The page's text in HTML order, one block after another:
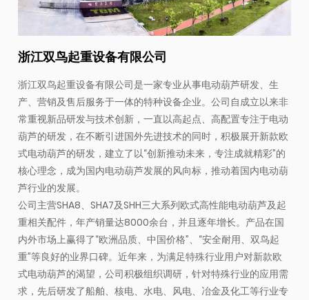
浙江双鸟起重设备有限公司
浙江双鸟起重设备有限公司是一家专业从事电动葫芦研发、生
产、营销及售后服务于一体的特种设备企业。公司自成立以来非
常重视新品研发与技术创新，一直以高起点、高配置专注于电动
葫芦的研发，在不断引进国外先进技术的同时，积极展开新款欧
式电动葫芦的研发，建立了以“创新推动未来，专注成就精彩”的
核心理念，成为国内电动葫芦发展的风向标，推动着国内电动葫
芦行业的发展。
公司主营SHA8、SHA7及SHH三大系列欧式高性能电动葫芦及起
重相关配件，年产销量达8000余台，并且逐年增长。产品在国
内外市场上赢得了“欧洲品质、中国价格”、“安全耐用、双鸟起
重”等良好的业界口碑。近年来，为满足特殊行业用户对新款欧
式电动葫芦的渴望，公司积极组织调研，针对特殊行业的应用需
求，先后研发了船舶、核电、水电、风电、冶金及化工等行业专